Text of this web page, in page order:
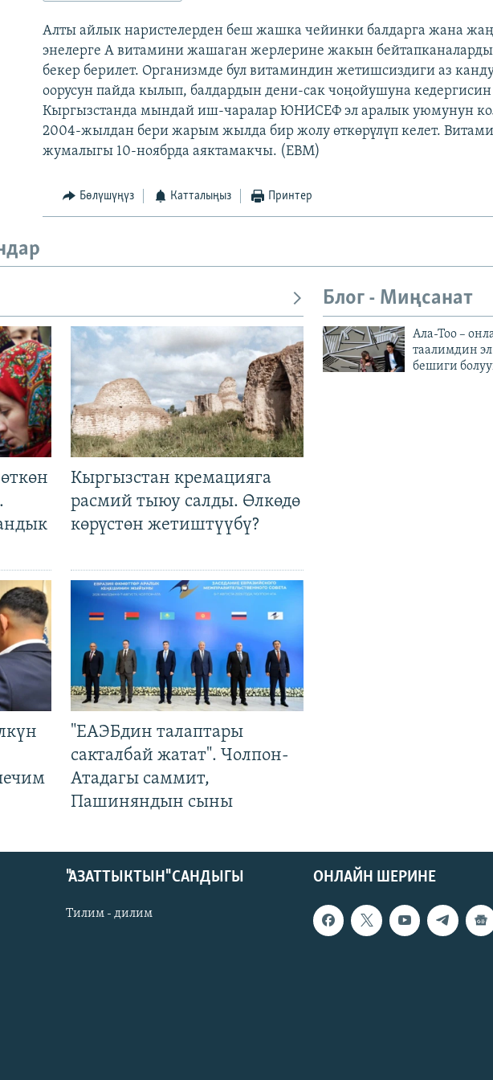
Алты айлык наристелерден беш жашка чейинки балдарга жана
энелерге А витамини жашаган жерлерине жакын
бекер берилет. Организмде бул витаминдин жетишсиздиги аз
оорусун пайда кылып, балдардын дени-сак чоңойушуна кедергисин
Кыргызстанда мындай иш-чаралар ЮНИСЕФ эл аралык уюмунун
2004-жылдан бери жарым жылда бир жолу өткөрүлүп келет.
жумалыгы 10-ноябрда аяктамакчы. (EBM)
Бөлүшүңүз Катталыңыз Принтер
Кыргызстан кремацияга
расмий тыюу салды. Өлкөдө
көрүстөн жетиштүүбү?
"ЕАЭБдин талаптары
сакталбай жатат". Чолпон-
Атадагы саммит,
Пашиняндын сыны
Блог - Миңсанат
Ала-Тоо –
таалимдин
бешиги
ОНЛАЙН ШЕРИНЕ
"АЗАТТЫКТЫН" САНДЫГЫ
Тилим - дилим